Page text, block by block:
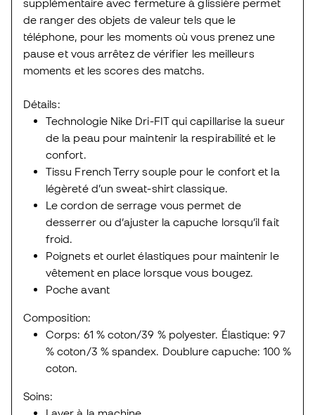
supplémentaire avec fermeture à glissière permet
de ranger des objets de valeur tels que le
téléphone, pour les moments où vous prenez une
pause et vous arrêtez de vérifier les meilleurs
moments et les scores des matchs.
Détails:
Technologie Nike Dri-FIT qui capillarise la sueur
de la peau pour maintenir la respirabilité et le
confort.
Tissu French Terry souple pour le confort et la
légèreté d’un sweat-shirt classique.
Le cordon de serrage vous permet de
desserrer ou d’ajuster la capuche lorsqu’il fait
froid.
Poignets et ourlet élastiques pour maintenir le
vêtement en place lorsque vous bougez.
Poche avant
Composition:
Corps: 61 % coton/39 % polyester. Élastique: 97
% coton/3 % spandex. Doublure capuche: 100 %
coton.
Soins: